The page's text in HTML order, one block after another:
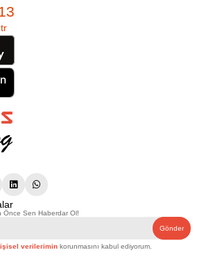
Önce Sen Haberdar Ol!
Gönder
verilerimin korunmasını kabul ediyorum.